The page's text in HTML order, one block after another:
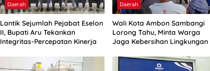
Daerah
Lantik Sejumlah Pejabat Eselon
II, Bupati Aru Tekankan
Integritas-Percepatan Kinerja
Daerah
Wali Kota Ambon Sambangi
Lorong Tahu, Minta Warga
Jaga Kebersihan Lingkungan